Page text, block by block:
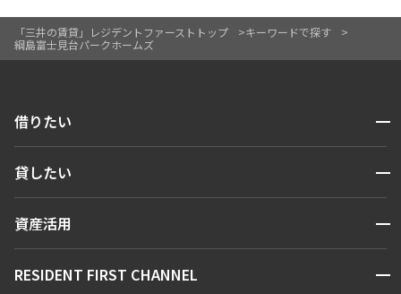
「三井の賃貸」レジデントファーストトップ
キーワードで探す
綱島富士見台パークホームズ
入居可能日
より詳細な絞り込み
できます
設定する
借りたい 開閉
人気エリアから探す
貸したい 開閉
お問い合わせ
資産活用 開閉
お問い合わせ
RESIDENT FIRST CHANNEL 開閉